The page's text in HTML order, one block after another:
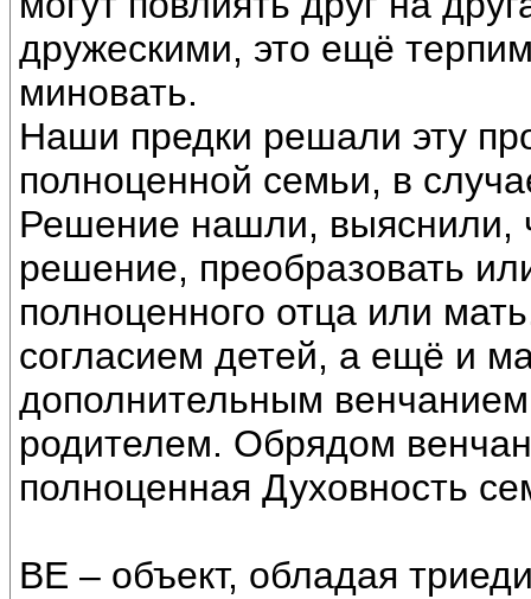
дружескими, это ещё
миновать.
Наши предки решали эту
полноценной семьи, в
Решение нашли, выяснили,
решение, преобразовать
полноценного отца или
согласием детей, а ещё и
дополнительным
родителем. Обрядом
полноценная Духовность
ВЕ – объект, обладая